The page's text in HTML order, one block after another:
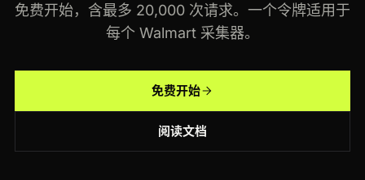
免费开始，含最多 20,000 次请求。一个令牌适用于
每个 Walmart 采集器。
免费开始
阅读文档